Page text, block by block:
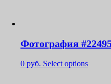
Фотография
0 руб. Select options